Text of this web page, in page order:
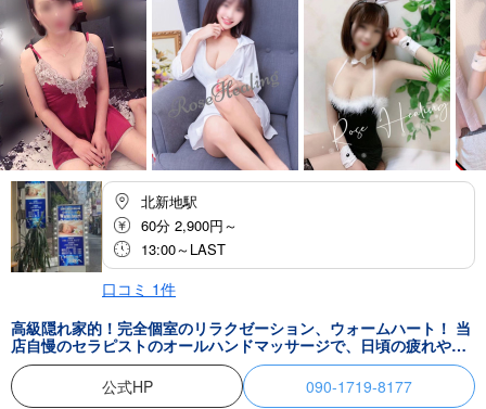
北新地駅
60分 2,900円～
13:00～LAST
口コミ 1件
高級隠れ家的！完全個室のリラクゼーション、ウォームハート！ 当
店自慢のセラピストのオールハンドマッサージで、日頃の疲れやス
トレスを和らげてください。 割引クーポンや店舗の最新情報も掲載
中です。 お客様のご来店をスタッフ一同、心よりお待ちしておりま
す。
公式HP 090-1719-8177